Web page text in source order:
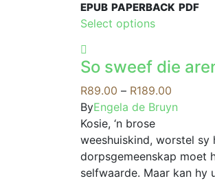
EPUB PAPERBACK PDF
Select optionsThis
multiple
variants.
The
options
may
be
chosen
So sweef die
R89.00 – R189.00
range:
through
R189.00
ByEngela de Bruyn
Kosie, ‘n brose
weeshuiskind, worstel sy
dorpsgemeenskap moet
selfwaarde. Maar kan hy